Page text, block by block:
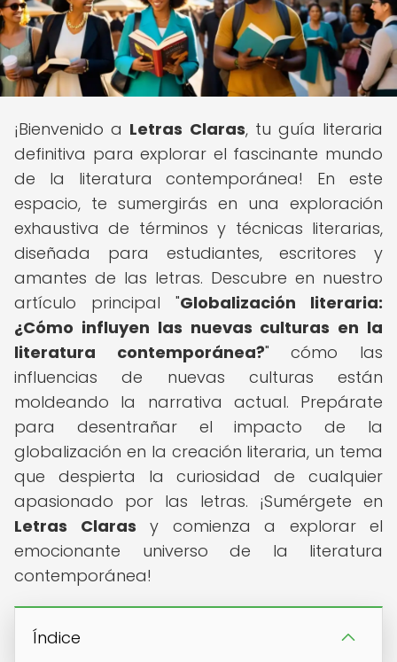
¡Bienvenido a Letras Claras, tu guía literaria
definitiva para explorar el fascinante mundo
de la literatura contemporánea! En este
espacio, te sumergirás en una exploración
exhaustiva de términos y técnicas literarias,
diseñada para estudiantes, escritores y
amantes de las letras. Descubre en nuestro
artículo principal "Globalización literaria:
¿Cómo influyen las nuevas culturas en la
literatura contemporánea?" cómo las
influencias de nuevas culturas están
moldeando la narrativa actual. Prepárate
para desentrañar el impacto de la
globalización en la creación literaria, un tema
que despierta la curiosidad de cualquier
apasionado por las letras. ¡Sumérgete en
Letras Claras y comienza a explorar el
emocionante universo de la literatura
contemporánea!
Índice